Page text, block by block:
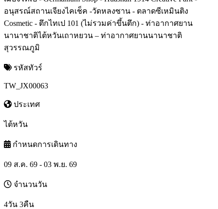
อนุสรณ์สถานเจียงไคเช็ค -วัดหลงซาน - ตลาดซีเหมินติง
Cosmetic - ตึกไทเป 101 (ไม่รวมค่าขึ้นตึก) - ท่าอากาศยาน
นานาชาติไต้หวันเถาหยวน – ท่าอากาศยานนานาชาติ
สุวรรณภูมิ
รหัสทัวร์
TW_JX00063
ประเทศ
ไต้หวัน
กำหนดการเดินทาง
09 ส.ค. 69 - 03 พ.ย. 69
จำนวนวัน
4วัน 3คืน